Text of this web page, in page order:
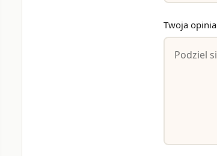
Twoja opinia